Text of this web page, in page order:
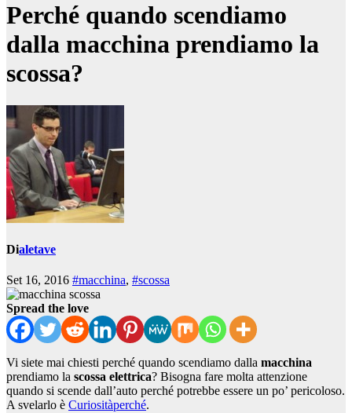
Perché quando scendiamo
dalla macchina prendiamo la
scossa?
Dialetave
Set 16, 2016 #macchina, #scossa
Spread the love
Vi siete mai chiesti perché quando scendiamo dalla macchina
prendiamo la scossa elettrica? Bisogna fare molta attenzione
quando si scende dall’auto perché potrebbe essere un po’ pericoloso.
A svelarlo è Curiositàperché.